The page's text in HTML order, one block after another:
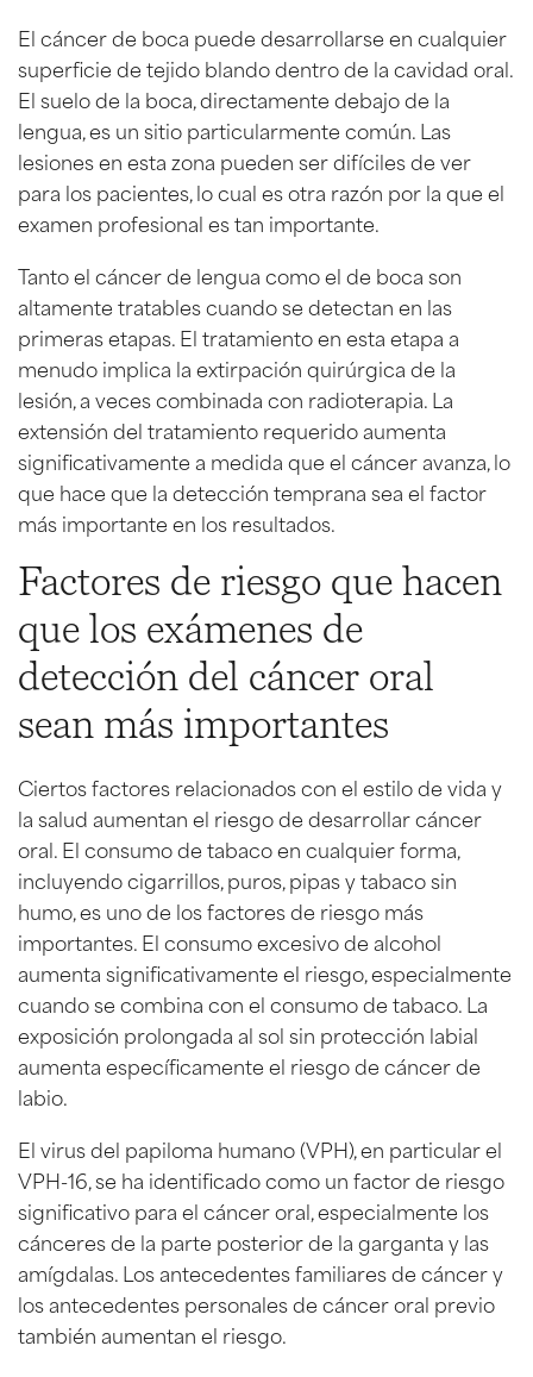
El cáncer de boca puede desarrollarse en cualquier
superficie de tejido blando dentro de la cavidad oral.
El suelo de la boca, directamente debajo de la
lengua, es un sitio particularmente común. Las
lesiones en esta zona pueden ser difíciles de ver
para los pacientes, lo cual es otra razón por la que el
examen profesional es tan importante.
Tanto el cáncer de lengua como el de boca son
altamente tratables cuando se detectan en las
primeras etapas. El tratamiento en esta etapa a
menudo implica la extirpación quirúrgica de la
lesión, a veces combinada con radioterapia. La
extensión del tratamiento requerido aumenta
significativamente a medida que el cáncer avanza, lo
que hace que la detección temprana sea el factor
más importante en los resultados.
Factores de riesgo que hacen
que los exámenes de
detección del cáncer oral
sean más importantes
Ciertos factores relacionados con el estilo de vida y
la salud aumentan el riesgo de desarrollar cáncer
oral. El consumo de tabaco en cualquier forma,
incluyendo cigarrillos, puros, pipas y tabaco sin
humo, es uno de los factores de riesgo más
importantes. El consumo excesivo de alcohol
aumenta significativamente el riesgo, especialmente
cuando se combina con el consumo de tabaco. La
exposición prolongada al sol sin protección labial
aumenta específicamente el riesgo de cáncer de
labio.
El virus del papiloma humano (VPH), en particular el
VPH-16, se ha identificado como un factor de riesgo
significativo para el cáncer oral, especialmente los
cánceres de la parte posterior de la garganta y las
amígdalas. Los antecedentes familiares de cáncer y
los antecedentes personales de cáncer oral previo
también aumentan el riesgo.